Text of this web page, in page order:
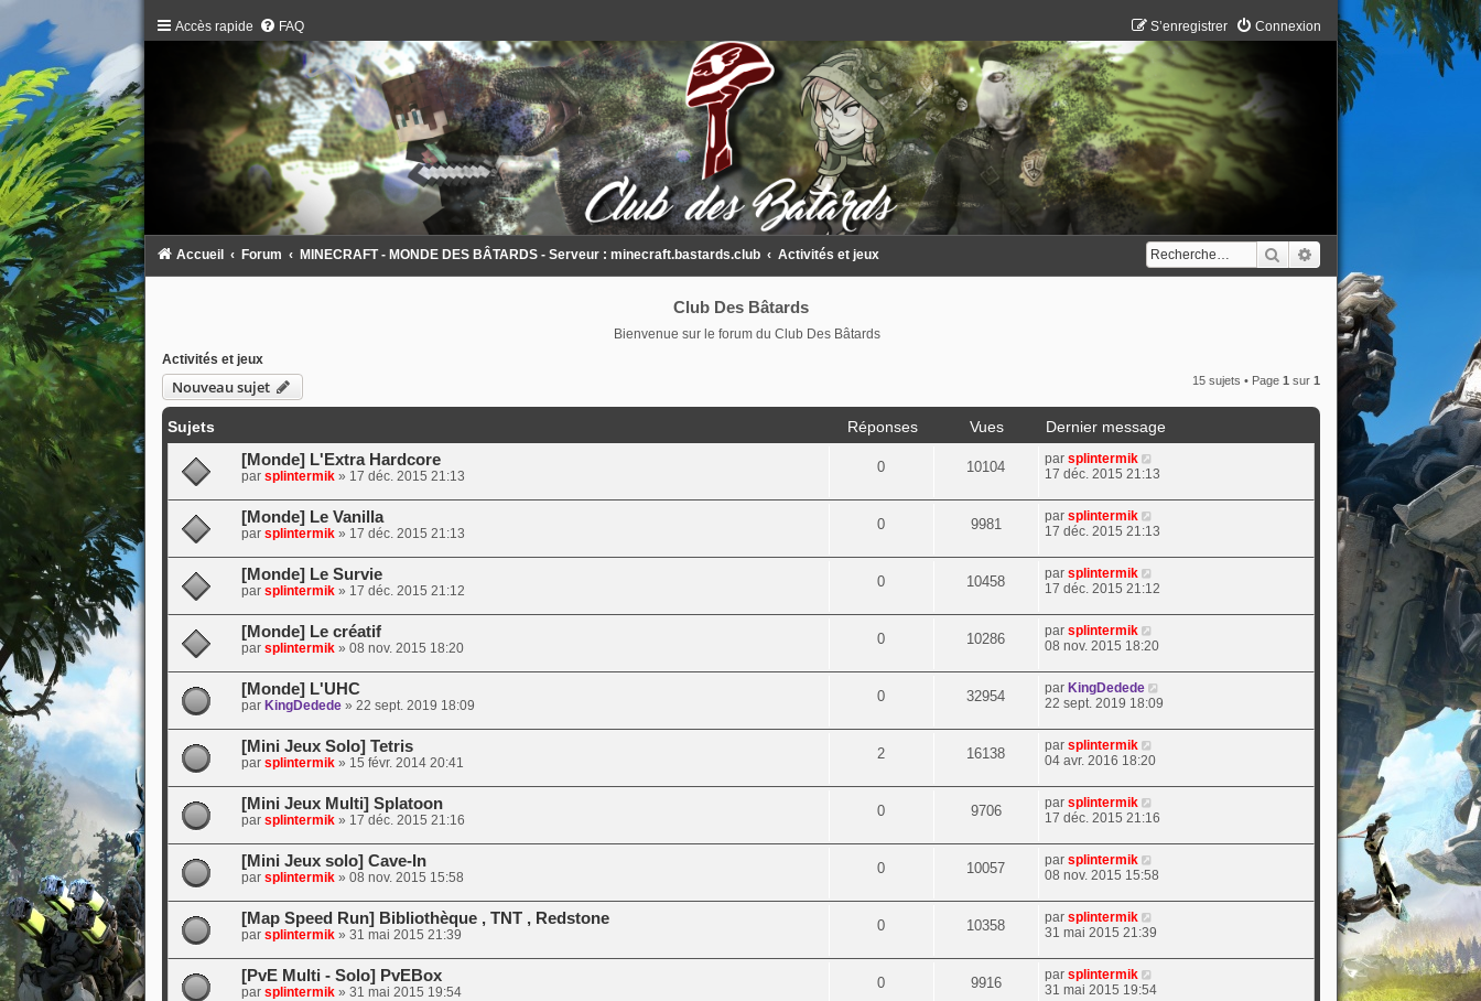
Accès rapide FAQ Connexion
S’enregistrer
Rechercher
Accueil Forum MINECRAFT - MONDE DES BÂTARDS - Serveur : minecraft.bastards.club Activités et jeux
Club Des Bâtards
Bienvenue sur le forum du Club Des Bâtards
Activités et jeux
Nouveau sujet 15 sujets • Page 1 sur 1
Sujets Réponses Vues
Dernier message
[Monde] L'Extra Hardcore
par splintermik» 17 déc. 2015 21:13
0 10104 par splintermik
17 déc. 2015 21:13
[Monde] Le Vanilla
par splintermik» 17 déc. 2015 21:13
0 9981 par splintermik
17 déc. 2015 21:13
[Monde] Le Survie
par splintermik» 17 déc. 2015 21:12
0 10458 par splintermik
17 déc. 2015 21:12
[Monde] Le créatif
par splintermik» 08 nov. 2015 18:20
0 10286 par splintermik
08 nov. 2015 18:20
[Monde] L'UHC
par KingDedede» 22 sept. 2019 18:09
0 32954 par KingDedede
22 sept. 2019 18:09
[Mini Jeux Solo] Tetris
par splintermik» 15 févr. 2014 20:41
2 16138 par splintermik
04 avr. 2016 18:20
[Mini Jeux Multi] Splatoon
par splintermik» 17 déc. 2015 21:16
0 9706 par splintermik
17 déc. 2015 21:16
[Mini Jeux solo] Cave-In
par splintermik» 08 nov. 2015 15:58
0 10057 par splintermik
08 nov. 2015 15:58
[Map Speed Run] Bibliothèque , TNT , Redstone
par splintermik» 31 mai 2015 21:39
0 10358 par splintermik
31 mai 2015 21:39
[PvE Multi - Solo] PvEBox
par splintermik» 31 mai 2015 19:54
0 9916 par splintermik
31 mai 2015 19:54